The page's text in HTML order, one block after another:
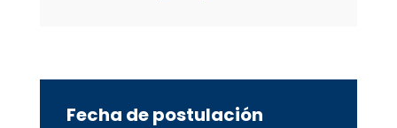
Fecha de postulación